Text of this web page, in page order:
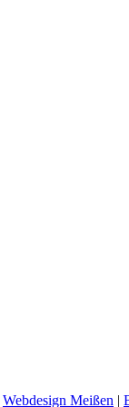
Webdesign Meißen |